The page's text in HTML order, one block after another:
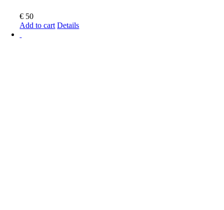
€ 50
Add to cart Details